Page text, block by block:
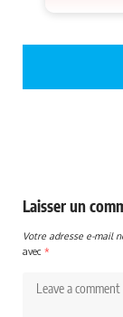
Laisser un
Votre adresse e-mail
avec *